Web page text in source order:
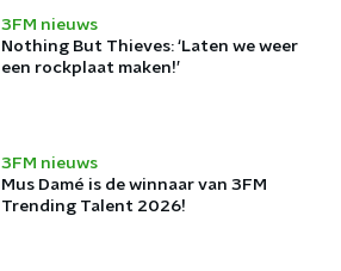
3FM nieuws
Nothing But Thieves: ‘Laten we weer
een rockplaat maken!’
3FM nieuws
Mus Damé is de winnaar van 3FM
Trending Talent 2026!